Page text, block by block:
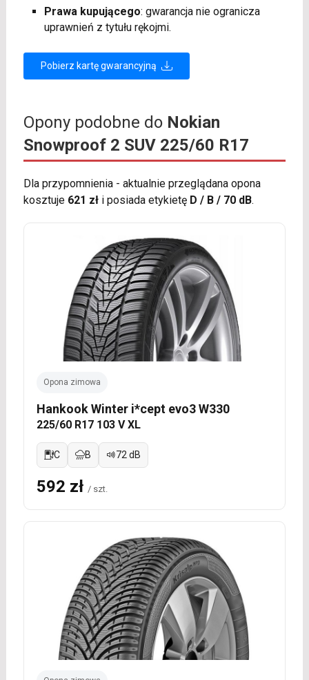
Prawa kupującego: gwarancja nie ogranicza
uprawnień z tytułu rękojmi.
Pobierz kartę gwarancyjną
Opony podobne do Nokian
Snowproof 2 SUV 225/60 R17
Dla przypomnienia - aktualnie przeglądana opona
kosztuje 621 złi posiada etykietę D / B / 70 dB.
Opona zimowa
Hankook Winter i*cept evo3 W330
225/60 R17 103 V XL
C B 72 dB
592 zł / szt.